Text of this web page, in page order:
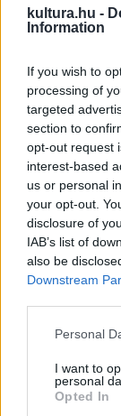
kultura.hu -
Information
If you wish to
processing of
targeted
section to
opt-out request
interest-based
us or personal
your opt-out.
disclosure of
IAB’s list of
also be
Downstream
Please note
not limited to
grant or deny
use your data
Personal
I want to
personal
Opted In
olvasóvá
Érintés és
Debreceni
– hazai és
Ringató-
Október
olvasóvá
szöveg